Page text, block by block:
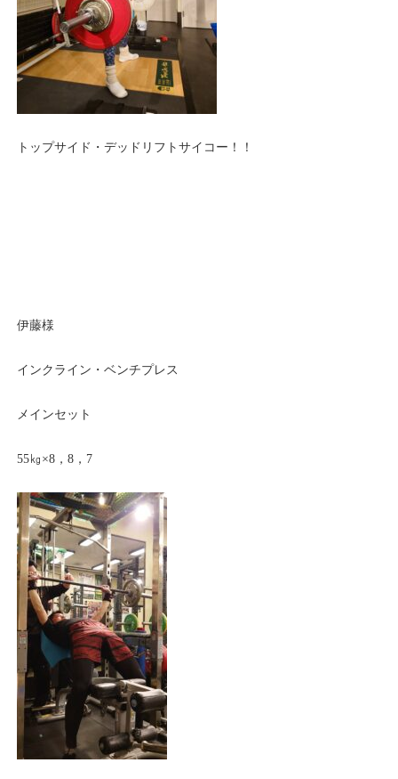
トップサイド・デッドリフトサイコー！！
伊藤様
インクライン・ベンチプレス
メインセット
55㎏×8，8，7